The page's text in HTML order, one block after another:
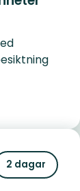
2 dagar